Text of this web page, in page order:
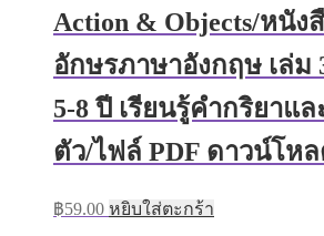
Action & Objects/หนัง
อักษรภาษาอังกฤษ เล่ม
5-8 ปี เรียนรู้คำกริยาแ
ตัว/ไฟล์ PDF ดาวน์โห
฿59.00 หยิบใส่ตะกร้า